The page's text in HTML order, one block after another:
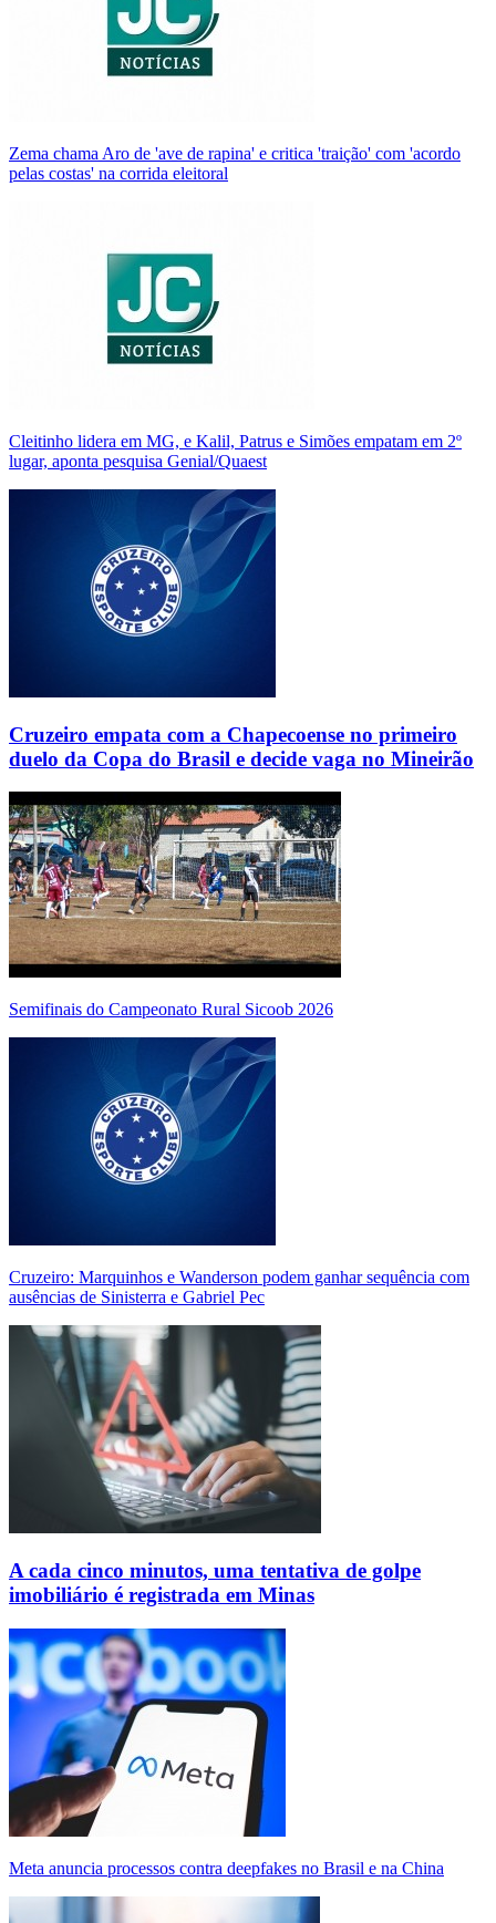
Zema chama Aro de 'ave de rapina' e critica 'traição' com 'acordo
pelas costas' na corrida eleitoral
Cleitinho lidera em MG, e Kalil, Patrus e Simões empatam em 2º
lugar, aponta pesquisa Genial/Quaest
Cruzeiro empata com a Chapecoense no primeiro
duelo da Copa do Brasil e decide vaga no Mineirão
Semifinais do Campeonato Rural Sicoob 2026
Cruzeiro: Marquinhos e Wanderson podem ganhar sequência com
ausências de Sinisterra e Gabriel Pec
A cada cinco minutos, uma tentativa de golpe
imobiliário é registrada em Minas
Meta anuncia processos contra deepfakes no Brasil e na China